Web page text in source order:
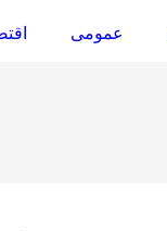
عمومی